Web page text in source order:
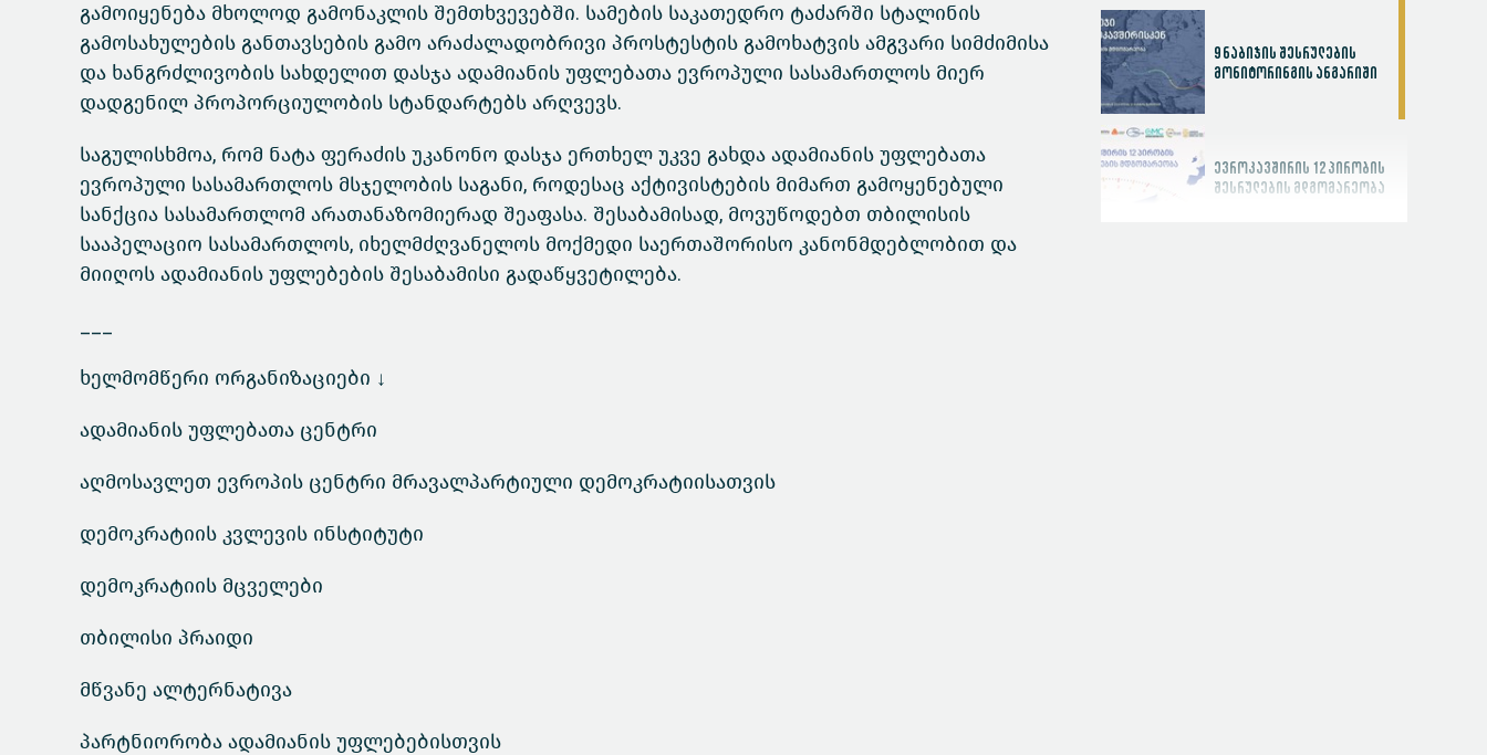
გამოიყენება მხოლოდ გამონაკლის შემთხვევებში. სამების საკათედრო ტაძარში სტალინის
გამოსახულების განთავსების გამო არაძალადობრივი პროსტესტის გამოხატვის ამგვარი სიმძიმისა
და ხანგრძლივობის სახდელით დასჯა ადამიანის უფლებათა ევროპული სასამართლოს მიერ
დადგენილ პროპორციულობის სტანდარტებს არღვევს.
საგულისხმოა, რომ ნატა ფერაძის უკანონო დასჯა ერთხელ უკვე გახდა ადამიანის უფლებათა
ევროპული სასამართლოს მსჯელობის საგანი, როდესაც აქტივისტების მიმართ გამოყენებული
სანქცია სასამართლომ არათანაზომიერად შეაფასა. შესაბამისად, მოვუწოდებთ თბილისის
სააპელაციო სასამართლოს, იხელმძღვანელოს მოქმედი საერთაშორისო კანონმდებლობით და
მიიღოს ადამიანის უფლებების შესაბამისი გადაწყვეტილება.
ხელმომწერი ორგანიზაციები ↓
ადამიანის უფლებათა ცენტრი
აღმოსავლეთ ევროპის ცენტრი მრავალპარტიული დემოკრატიისათვის
დემოკრატიის კვლევის ინსტიტუტი
დემოკრატიის მცველები
თბილისი პრაიდი
მწვანე ალტერნატივა
პარტნიორობა ადამიანის უფლებებისთვის
9 ნაბიჯის შესრულების
მონიტორინგის ანგარიში
ევროკავშირის 12 პირობის
შესრულების მდგომარეობა